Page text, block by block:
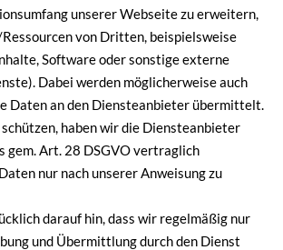
unserer Webseite zu erweitern,
von Dritten, beispielsweise
Software oder sonstige externe
Dabei werden möglicherweise auch
Daten an den Diensteanbieter übermittelt.
haben wir die Diensteanbieter
gem. Art. 28 DSGVO vertraglich
nur nach unserer Anweisung zu
darauf hin, dass wir regelmäßig nur
und Übermittlung durch den Dienst